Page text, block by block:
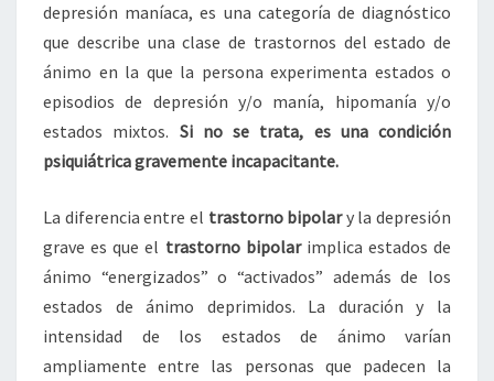
depresión maníaca, es una categoría de diagnóstico
que describe una clase de trastornos del estado de
ánimo en la que la persona experimenta estados o
episodios de depresión y/o manía, hipomanía y/o
estados mixtos. Si no se trata, es una condición
psiquiátrica gravemente incapacitante.
La diferencia entre el trastorno bipolary la depresión
grave es que el trastorno bipolarimplica estados de
ánimo “energizados” o “activados” además de los
estados de ánimo deprimidos. La duración y la
intensidad de los estados de ánimo varían
ampliamente entre las personas que padecen la